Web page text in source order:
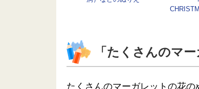
「たくさんのマ
たくさんのマーガレットの花の